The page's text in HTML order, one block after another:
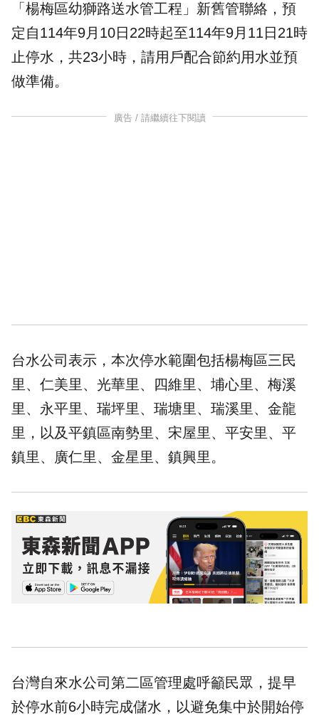
「 楊梅區幼獅路送水管工程」新舊管聯絡，預
定自114年9月10日22時起至114年9月11日21時
止停水 ，共23小時，請用戶配合節約用水並預
做準備。
廣告 / 請繼續往下閱讀
台水公司表示，本次停水範圍包括楊梅區三民
里、仁美里、光華里、四維里、埔心里、梅溪
里、永平里、瑞坪里、瑞塘里、瑞溪里、金龍
里，以及平鎮區南勢里、宋屋里、平安里、平
鎮里、廣仁里、金星里、鎮興里。
台灣自來水公司第二區管理處呼籲民眾，提早
於停水前6小時完成儲水，以避免集中於開始停